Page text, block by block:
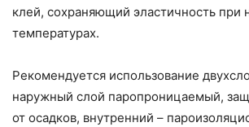
клей, сохраняющий эластичность при
температурах.
Рекомендуется использование
наружный слой паропроницаемый,
от осадков, внутренний –